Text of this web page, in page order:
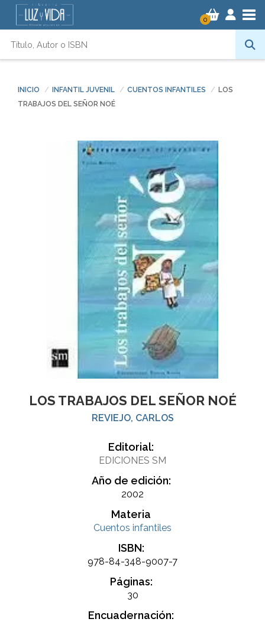
0
INICIO INFANTIL JUVENIL CUENTOS INFANTILES
LOS
TRABAJOS DEL SEÑOR NOÉ
LOS TRABAJOS DEL SEÑOR NOÉ
REVIEJO, CARLOS
Editorial:
EDICIONES SM
Año de edición:
2002
Materia
Cuentos infantiles
ISBN:
978-84-348-9007-7
Páginas:
30
Encuadernación: